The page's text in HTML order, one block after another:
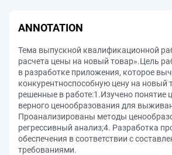
ANNOTATION
Тема выпускной квалификационной
расчета цены на новый товар».Цель
в разработке приложения, которое
конкурентноспособную цену на новый
решенные в работе:1.Изучено понятие
верного ценообразования для
Проанализированы методы
регрессивный анализ;4. Разработка
обеспечения в соответствии с
требованиями.